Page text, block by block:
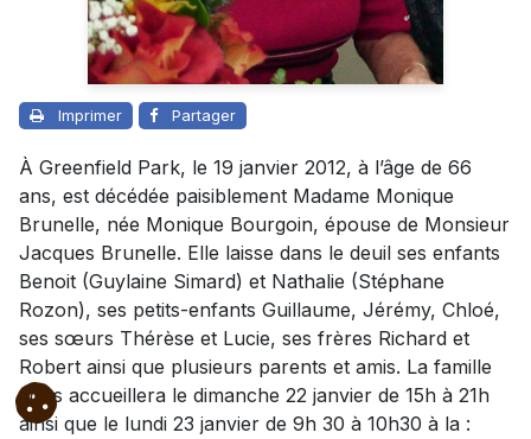
Imprimer Partager
À Greenfield Park, le 19 janvier 2012, à l’âge de 66
ans, est décédée paisiblement Madame Monique
Brunelle, née Monique Bourgoin, épouse de Monsieur
Jacques Brunelle. Elle laisse dans le deuil ses enfants
Benoit (Guylaine Simard) et Nathalie (Stéphane
Rozon), ses petits-enfants Guillaume, Jérémy, Chloé,
ses sœurs Thérèse et Lucie, ses frères Richard et
Robert ainsi que plusieurs parents et amis. La famille
vous accueillera le dimanche 22 janvier de 15h à 21h
ainsi que le lundi 23 janvier de 9h 30 à 10h30 à la :